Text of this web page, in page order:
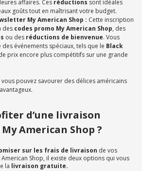
affaires. Ces réductions sont idéales
goûts tout en maîtrisant votre budget.
My American Shop : Cette inscription
des codes promo My American Shop, des
ou des réductions de bienvenue. Vous
événements spéciaux, tels que le Black
prix encore plus compétitifs sur une grande
vous pouvez savourer des délices américains
d’une livraison
American Shop ?
sur les frais de livraison de vos
American Shop, il existe deux options qui vous
la livraison gratuite.